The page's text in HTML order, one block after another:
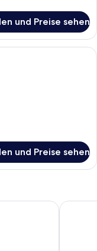
und Preise sehen
mit Bett,
und Preise sehen
Relax